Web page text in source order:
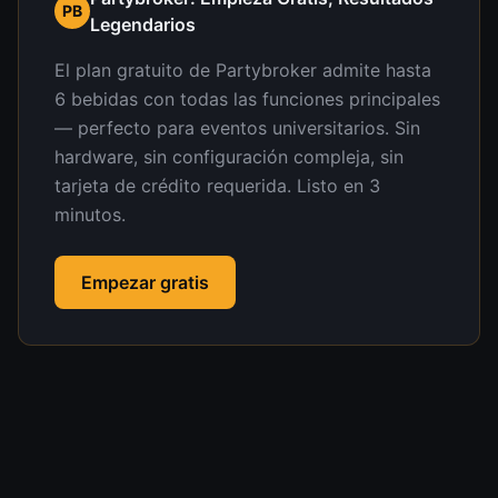
PB
Legendarios
El plan gratuito de Partybroker admite hasta
6 bebidas con todas las funciones principales
— perfecto para eventos universitarios. Sin
hardware, sin configuración compleja, sin
tarjeta de crédito requerida. Listo en 3
minutos.
Empezar gratis